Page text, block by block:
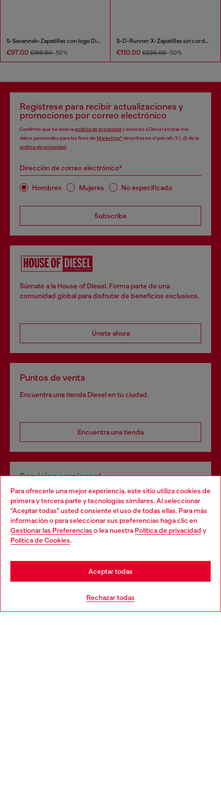
Para ofrecerle una mejor experiencia, este sitio utiliza cookies de
primera y tercera parte y tecnologías similares. Al seleccionar
"Aceptar todas" usted consiente el uso de todas ellas. Para más
información o para seleccionar sus preferencias haga clic en
Gestionar las Preferencias o lea nuestra Política de privacidad y
Política de Cookies.
Rechazar todas
Aceptar todas
S-Savannah-Zapatillas con logo Diesel
€97.00 €195.00-50%
S-D-Runner X-Zapatillas sin cordones con empeine Oval D mate
€110.00 €220.00-50%
Regístrese para recibir actualizaciones y
promociones por correo electrónico
Confirmo que he leído lapolítica de privacidady autorizo a Diesel a tratar mis
datos personales para los fines de Marketing*descritos en el párrafo 3.1, d) de la
política de privacidad
Dirección de correo electrónico*
Hombres Mujeres No especificado
Subscribe
Súmate a la House of Diesel. Forma parte de una
comunidad global para disfrutar de beneficios exclusivos.
Únete ahora
Puntos de venta
Encuentra una tienda Diesel en tu ciudad.
Encuentra una tienda
Servicios omnicanal
Descubre todos nuestros servicios, tanto en línea como
en la tienda.
Choose your location
You are currently browsing España website, but it seems you
may be based in United States